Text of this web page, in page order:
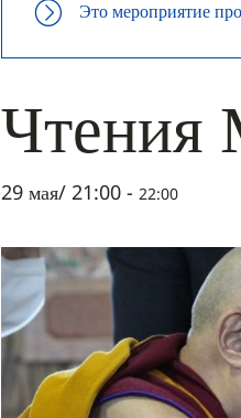
Это мероприятие
Чтения
29 мая/ 21:00 - 22:00